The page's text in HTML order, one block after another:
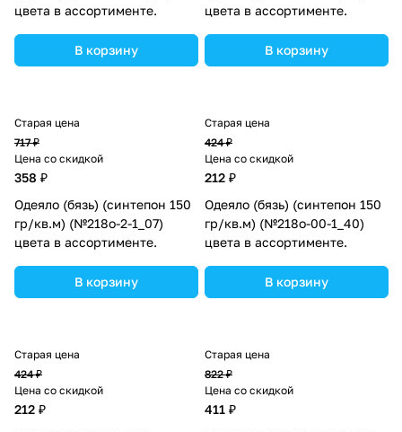
цвета в ассортименте.
В корзину
цвета в ассортименте.
В корзину
Старая цена
717 ₽
Цена со скидкой
358 ₽
Одеяло (бязь) (синтепон 150
гр/кв.м) (№218о-2-1_07)
цвета в ассортименте.
В корзину
Старая цена
424 ₽
Цена со скидкой
212 ₽
Одеяло (бязь) (синтепон 150
гр/кв.м) (№218о-00-1_40)
цвета в ассортименте.
В корзину
Старая цена
424 ₽
Цена со скидкой
212 ₽
Старая цена
822 ₽
Цена со скидкой
411 ₽